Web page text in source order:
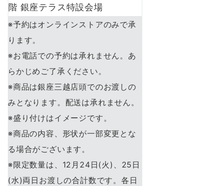
階 銀座テラス特設会場
※予約はオンラインストアのみで承
ります。
※お電話での予約は承れません。あ
らかじめご了承ください。
※商品は銀座三越店頭でのお渡しの
みとなります。配送は承れません。
※盛り付けはイメージです。
※商品の内容、形状が一部変更とな
る場合がございます。
※限定数量は、12月24日(火)、25日
(水)両日お渡しの合計数です。各日